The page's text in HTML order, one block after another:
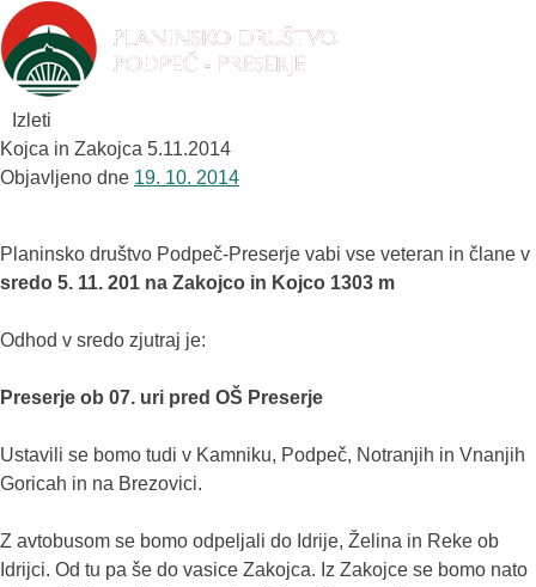
Izleti
Kojca in Zakojca 5.11.2014
Objavljeno dne 19. 10. 2014
Planinsko društvo Podpeč-Preserje vabi vse veteran in člane v
sredo 5. 11. 201 na Zakojco in Kojco 1303 m
Odhod v sredo zjutraj je:
Preserje ob 07. uri pred OŠ Preserje
Ustavili se bomo tudi v Kamniku, Podpeč, Notranjih in Vnanjih
Goricah in na Brezovici.
Z avtobusom se bomo odpeljali do Idrije, Želina in Reke ob
Idrijci. Od tu pa še do vasice Zakojca. Iz Zakojce se bomo nato